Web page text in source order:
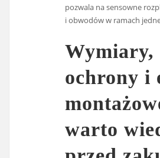
pozwala na sensowne
i obwodów w ramach
Wymiary,
ochrony i
warto